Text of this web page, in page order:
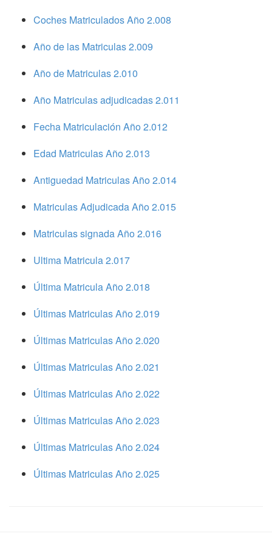
Coches Matriculados Año 2.008
Año de las Matriculas 2.009
Año de Matriculas 2.010
Año Matriculas adjudicadas 2.011
Fecha Matriculación Año 2.012
Edad Matriculas Año 2.013
Antiguedad Matriculas Año 2.014
Matriculas Adjudicada Año 2.015
Matriculas signada Año 2.016
Ultima Matricula 2.017
Última Matricula Año 2.018
Últimas Matriculas Año 2.019
Últimas Matriculas Año 2.020
Últimas Matriculas Año 2.021
Últimas Matriculas Año 2.022
Últimas Matriculas Año 2.023
Últimas Matriculas Año 2.024
Últimas Matriculas Año 2.025